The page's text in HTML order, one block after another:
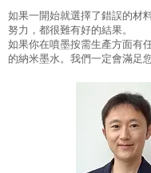
如果一開始就選擇了錯誤的材
努力，都很難有好的結果。
如果你在噴墨按需生產方面有
的納米墨水。我們一定會滿足